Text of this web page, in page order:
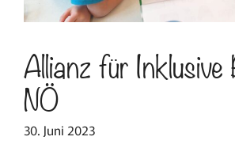
Allianz für Inklusive
NÖ
30. Juni 2023